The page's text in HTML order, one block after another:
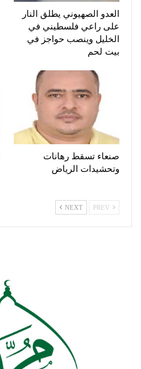
العدو الصهيوني يطلق النار
على راعي فلسطيني في
الخليل وينصب حواجز في
بيت لحم
صنعاء تسقط رهانات
وتحشيدات الرياض
NEXT